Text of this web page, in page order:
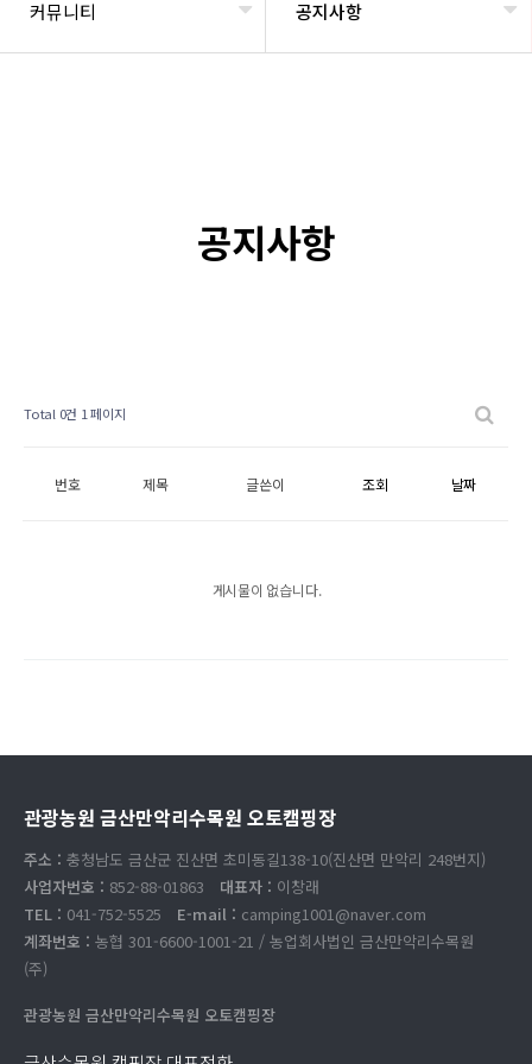
커뮤니티 공지사항
공지사항
Total 0건 1 페이지
번호 제목 글쓴이 조회 날짜
게시물이 없습니다.
관광농원 금산만악리수목원 오토캠핑장
주소 : 충청남도 금산군 진산면 초미동길138-10(진산면 만악리 248번지)
사업자번호 : 852-88-01863 대표자 : 이창래
TEL : 041-752-5525 E-mail : camping1001@naver.com
계좌번호 : 농협 301-6600-1001-21 / 농업회사법인 금산만악리수목원
(주)
관광농원 금산만악리수목원 오토캠핑장